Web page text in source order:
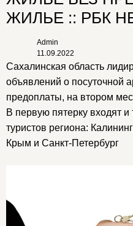
ЖИЛЬЕ :: РБК
Admin
11.09.2022
Сахалинская область
объявлений о посуточной
предоплаты, на втором
В первую пятерку входят
туристов региона:
Крым и Санкт-Петербург